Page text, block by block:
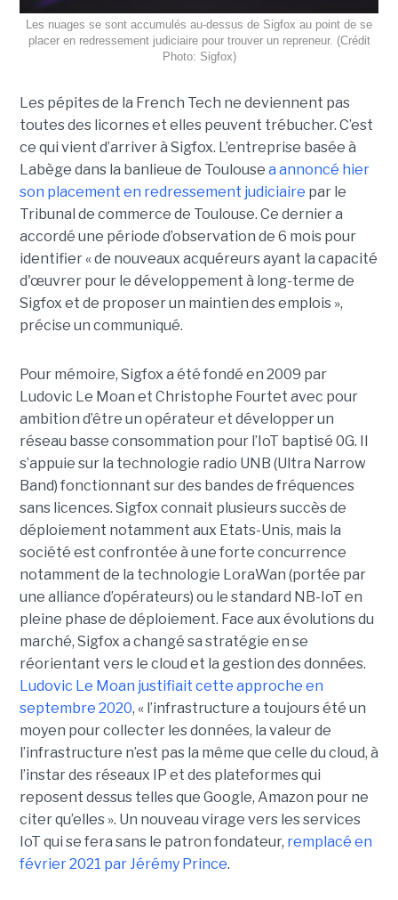
Les nuages se sont accumulés au-dessus de Sigfox au point de se
placer en redressement judiciaire pour trouver un repreneur. (Crédit
Photo: Sigfox)
Les pépites de la French Tech ne deviennent pas
toutes des licornes et elles peuvent trébucher. C’est
ce qui vient d’arriver à Sigfox. L’entreprise basée à
Labège dans la banlieue de Toulouse a annoncé hier
son placement en redressement judiciaire par le
Tribunal de commerce de Toulouse. Ce dernier a
accordé une période d’observation de 6 mois pour
identifier « de nouveaux acquéreurs ayant la capacité
d'œuvrer pour le développement à long-terme de
Sigfox et de proposer un maintien des emplois »,
précise un communiqué.
Pour mémoire, Sigfox a été fondé en 2009 par
Ludovic Le Moan et Christophe Fourtet avec pour
ambition d’être un opérateur et développer un
réseau basse consommation pour l’IoT baptisé 0G. Il
s’appuie sur la technologie radio UNB (Ultra Narrow
Band) fonctionnant sur des bandes de fréquences
sans licences. Sigfox connait plusieurs succès de
déploiement notamment aux Etats-Unis, mais la
société est confrontée à une forte concurrence
notamment de la technologie LoraWan (portée par
une alliance d’opérateurs) ou le standard NB-IoT en
pleine phase de déploiement. Face aux évolutions du
marché, Sigfox a changé sa stratégie en se
réorientant vers le cloud et la gestion des données.
Ludovic Le Moan justifiait cette approche en
septembre 2020, « l’infrastructure a toujours été un
moyen pour collecter les données, la valeur de
l’infrastructure n’est pas la même que celle du cloud, à
l’instar des réseaux IP et des plateformes qui
reposent dessus telles que Google, Amazon pour ne
citer qu’elles ». Un nouveau virage vers les services
IoT qui se fera sans le patron fondateur, remplacé en
février 2021 par Jérémy Prince.